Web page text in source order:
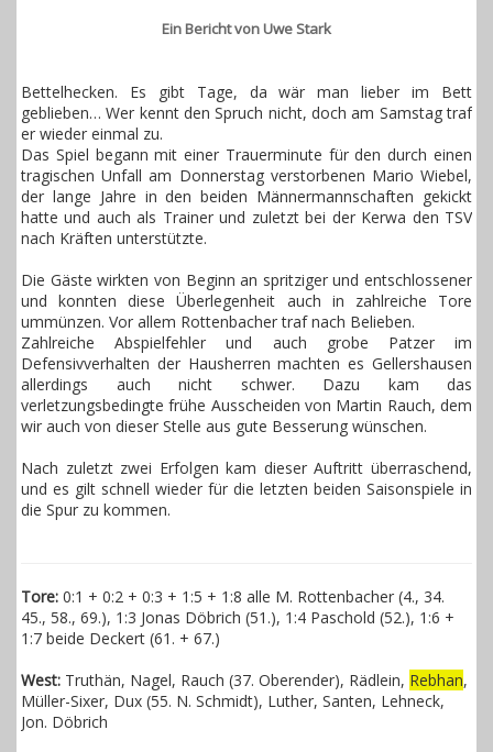
Ein Bericht von Uwe Stark
Bettelhecken. Es gibt Tage, da wär man lieber im Bett
geblieben… Wer kennt den Spruch nicht, doch am Samstag traf
er wieder einmal zu.
Das Spiel begann mit einer Trauerminute für den durch einen
tragischen Unfall am Donnerstag verstorbenen Mario Wiebel,
der lange Jahre in den beiden Männermannschaften gekickt
hatte und auch als Trainer und zuletzt bei der Kerwa den TSV
nach Kräften unterstützte.
Die Gäste wirkten von Beginn an spritziger und entschlossener
und konnten diese Überlegenheit auch in zahlreiche Tore
ummünzen. Vor allem Rottenbacher traf nach Belieben.
Zahlreiche Abspielfehler und auch grobe Patzer im
Defensivverhalten der Hausherren machten es Gellershausen
allerdings auch nicht schwer. Dazu kam das
verletzungsbedingte frühe Ausscheiden von Martin Rauch, dem
wir auch von dieser Stelle aus gute Besserung wünschen.
Nach zuletzt zwei Erfolgen kam dieser Auftritt überraschend,
und es gilt schnell wieder für die letzten beiden Saisonspiele in
die Spur zu kommen.
Tore: 0:1 + 0:2 + 0:3 + 1:5 + 1:8 alle M. Rottenbacher (4., 34.
45., 58., 69.), 1:3 Jonas Döbrich (51.), 1:4 Paschold (52.), 1:6 +
1:7 beide Deckert (61. + 67.)
West: Truthän, Nagel, Rauch (37. Oberender), Rädlein, Rebhan,
Müller-Sixer, Dux (55. N. Schmidt), Luther, Santen, Lehneck,
Jon. Döbrich